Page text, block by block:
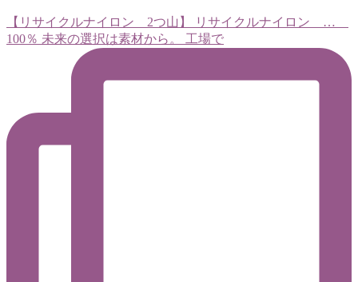
【リサイクルナイロン 2つ山】 リサイクルナイロン …
100％ 未来の選択は素材から。 工場で